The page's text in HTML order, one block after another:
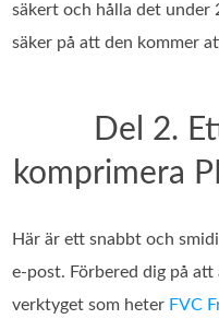
säkert och hålla det under
säker på att den kommer
Del 2.
komprimera
Här är ett snabbt och
e‑post. Förbered dig på
verktyget som heter FVC